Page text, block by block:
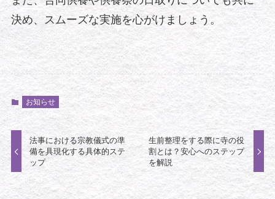
決め、スムーズな実施を心がけましょう。
お知らせ
法事における宗教儀式の準
備を具現化する具体的ステ
ップ
生前整理をする際に寺の役
割とは？安心へのステップ
を解説